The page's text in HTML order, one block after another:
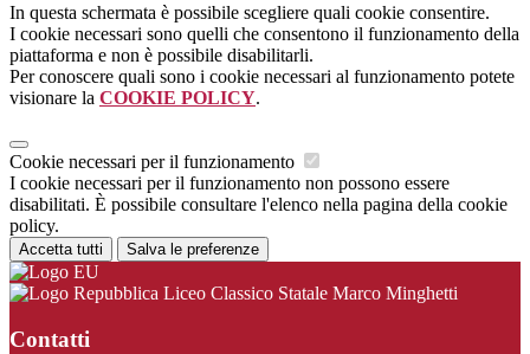
In questa schermata è possibile scegliere quali cookie consentire.
I cookie necessari sono quelli che consentono il funzionamento della
piattaforma e non è possibile disabilitarli.
Per conoscere quali sono i cookie necessari al funzionamento potete
visionare la COOKIE POLICY.
Cookie necessari per il funzionamento
I cookie necessari per il funzionamento non possono essere
disabilitati. È possibile consultare l'elenco nella pagina della cookie
policy.
Accetta tutti Salva le preferenze
Liceo Classico Statale Marco Minghetti
Contatti